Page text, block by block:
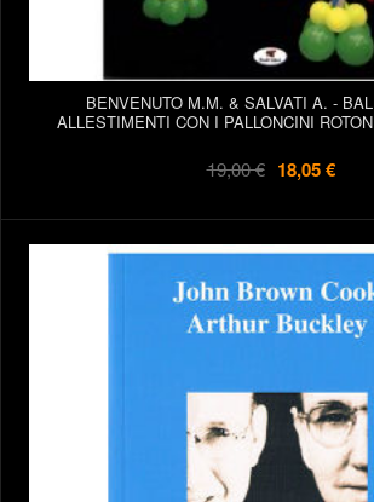
BENVENUTO M.M. & SALVATI A. -
ALLESTIMENTI CON I PALLONCINI
19,00 € 18,05 €